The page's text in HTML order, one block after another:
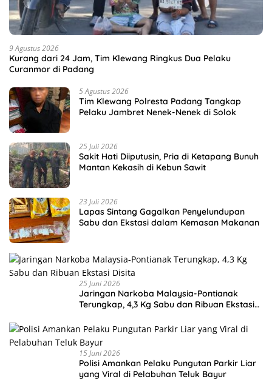
9 Agustus 2026
Kurang dari 24 Jam, Tim Klewang Ringkus Dua Pelaku
Curanmor di Padang
5 Agustus 2026
Tim Klewang Polresta Padang Tangkap
Pelaku Jambret Nenek-Nenek di Solok
25 Juli 2026
Sakit Hati Diiputusin, Pria di Ketapang Bunuh
Mantan Kekasih di Kebun Sawit
23 Juli 2026
Lapas Sintang Gagalkan Penyelundupan
Sabu dan Ekstasi dalam Kemasan Makanan
25 Juni 2026
Jaringan Narkoba Malaysia-Pontianak
Terungkap, 4,3 Kg Sabu dan Ribuan Ekstasi
15 Juni 2026
Polisi Amankan Pelaku Pungutan Parkir Liar
yang Viral di Pelabuhan Teluk Bayur